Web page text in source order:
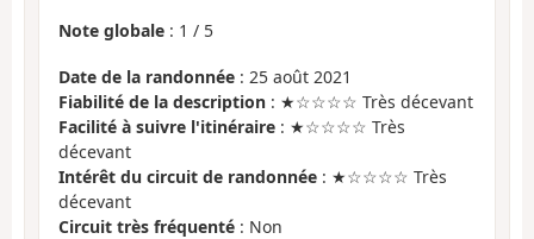
Note globale : 1 / 5
Date de la randonnée : 25 août 2021
Fiabilité de la description : ★☆☆☆☆ Très décevant
Facilité à suivre l'itinéraire : ★☆☆☆☆ Très
décevant
Intérêt du circuit de randonnée : ★☆☆☆☆ Très
décevant
Circuit très fréquenté : Non